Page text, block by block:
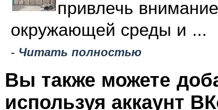
привлечь
окружающей среды и ...
- Читать полностью
Вы также можете
используя аккаунт